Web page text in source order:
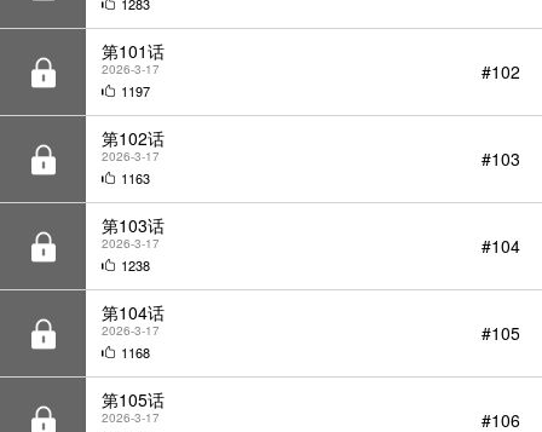
BGM
第102话
2026-3-17
1163
第103话
2026-3-17
1238
第104话
2026-3-17
1168
第105话
2026-3-17
1141
第106话
2026-3-17
1247